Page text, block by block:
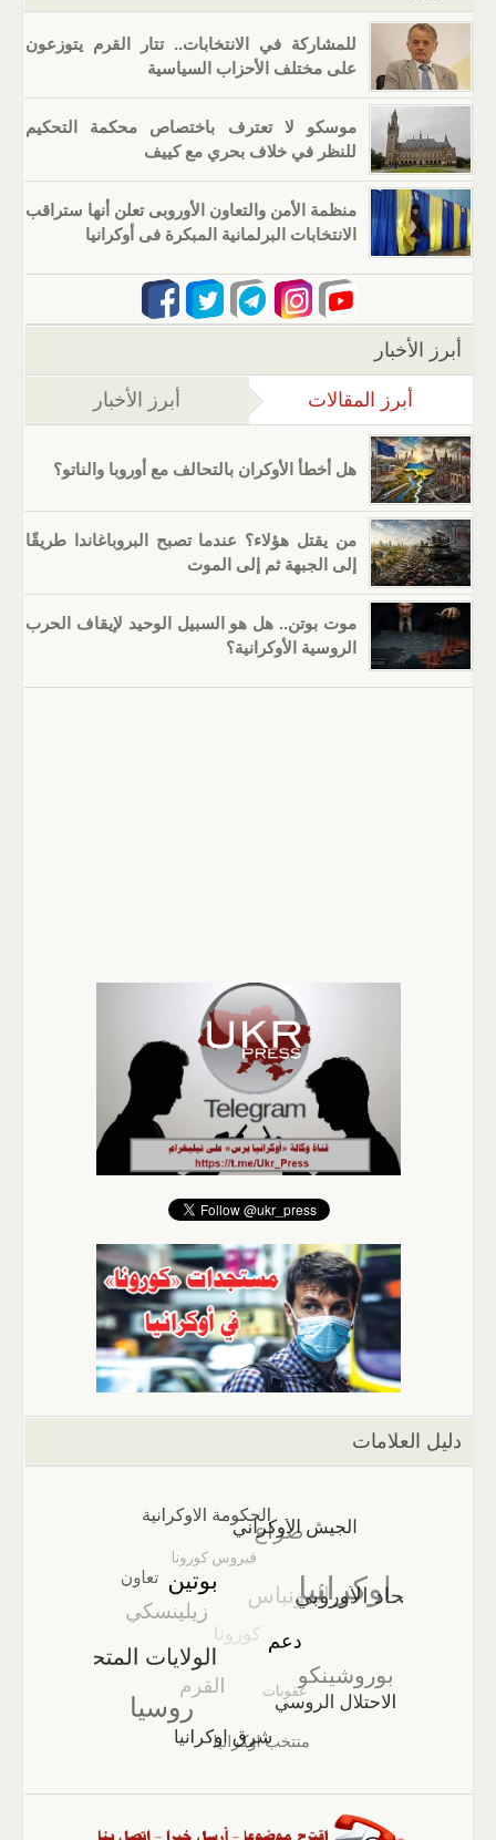
للمشاركة في الانتخابات.. تتار القرم يتوزعون
على مختلف الأحزاب السياسية
موسكو لا تعترف باختصاص محكمة التحكيم
للنظر في خلاف بحري مع كييف
منظمة الأمن والتعاون الأوروبى تعلن أنها ستراقب
الانتخابات البرلمانية المبكرة فى أوكرانيا
أبرز الأخبار
أبرز المقالات (علامة التبويب النشطة)
أبرز الأخبار
هل أخطأ الأوكران بالتحالف مع أوروبا والناتو؟
من يقتل هؤلاء؟ عندما تصبح البروباغاندا طريقًا
إلى الجبهة ثم إلى الموت
موت بوتن.. هل هو السبيل الوحيد لإيقاف الحرب
الروسية الأوكرانية؟
دليل العلامات